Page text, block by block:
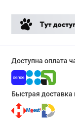
Доступна оплата
Быстрая доставка